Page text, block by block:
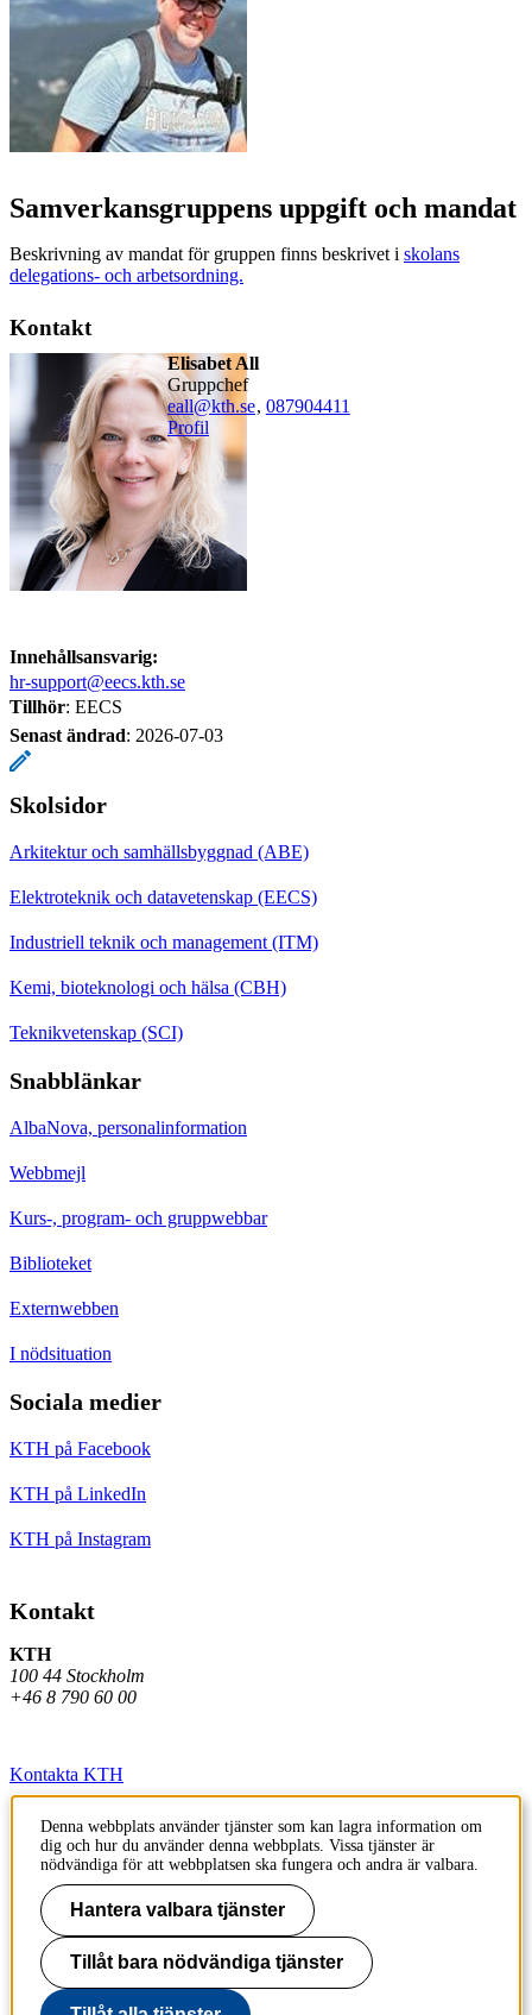
Samverkansgruppens uppgift och mandat
Beskrivning av mandat för gruppen finns beskrivet i skolans
delegations- och arbetsordning.
Kontakt
Elisabet All
gruppchef
eall@kth.se, 087904411
Profil
Innehållsansvarig:
hr-support@eecs.kth.se
Tillhör: EECS
Senast ändrad: 2026-07-03
Skolsidor
Arkitektur och samhällsbyggnad (ABE)
Elektroteknik och datavetenskap (EECS)
Industriell teknik och management (ITM)
Kemi, bioteknologi och hälsa (CBH)
Teknikvetenskap (SCI)
Snabblänkar
AlbaNova, personalinformation
Webbmejl
Kurs-, program- och gruppwebbar
Biblioteket
Externwebben
I nödsituation
Sociala medier
KTH på Facebook
KTH på LinkedIn
KTH på Instagram
Kontakt
KTH
100 44 Stockholm
+46 8 790 60 00
Kontakta KTH
Jobba på KTH
Press och media
Faktura och betalning KTH
Om KTH:s webbplatser
Tillgänglighetsredogörelse
Denna webbplats använder tjänster som kan lagra information om
dig och hur du använder denna webbplats. Vissa tjänster är
nödvändiga för att webbplatsen ska fungera och andra är valbara.
Hantera valbara tjänster
Tillåt bara nödvändiga tjänster